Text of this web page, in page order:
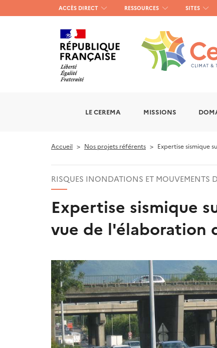
Menu
haut
gauche
ACCÈS DIRECT RESSOURCES SITES
LE CEREMA MISSIONS
Accueil Nos projets référents Expertise sismique
RISQUES INONDATIONS ET MOUVEMENTS
Expertise sismique
vue de l'élaboration